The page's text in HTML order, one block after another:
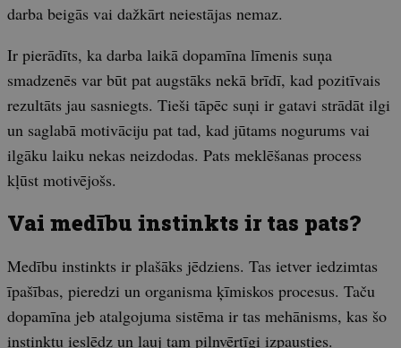
darba beigās vai dažkārt neiestājas nemaz.
Ir pierādīts, ka darba laikā dopamīna līmenis suņa
smadzenēs var būt pat augstāks nekā brīdī, kad pozitīvais
rezultāts jau sasniegts. Tieši tāpēc suņi ir gatavi strādāt ilgi
un saglabā motivāciju pat tad, kad jūtams nogurums vai
ilgāku laiku nekas neizdodas. Pats meklēšanas process
kļūst motivējošs.
Vai medību instinkts ir tas pats?
Medību instinkts ir plašāks jēdziens. Tas ietver iedzimtas
īpašības, pieredzi un organisma ķīmiskos procesus. Taču
dopamīna jeb atalgojuma sistēma ir tas mehānisms, kas šo
instinktu ieslēdz un ļauj tam pilnvērtīgi izpausties.